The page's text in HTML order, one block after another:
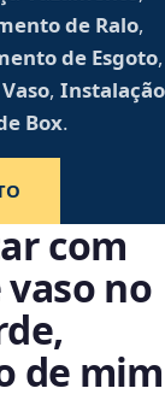
de Ralo,
de Esgoto,
, Instalação
Box.
com
no
de mim